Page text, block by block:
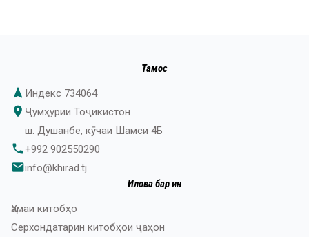
Илова бар ин
Ҳамаи китобҳо
Серхондатарин китобҳои ҷаҳон
Тамос
navigation Индекс 734064
place Ҷумҳурии Тоҷикистон
ш. Душанбе, кӯчаи Шамси 4Б
phone+992 902550290
emailinfo@khirad.tj